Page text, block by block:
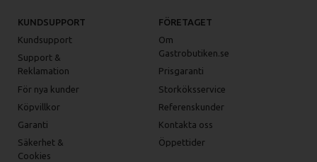
KUNDSUPPORT
Kundsupport
Support &
Reklamation
För nya kunder
Köpvillkor
Garanti
Säkerhet &
Cookies
FÖRETAGET
Om
Gastrobutiken.se
Prisgaranti
Storköksservice
Referenskunder
Kontakta oss
Öppettider